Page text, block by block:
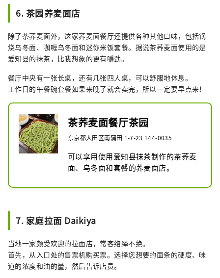
油，吃起来根本停不下来！
6. 茶园荞麦面店
除了茶荞麦面外，这家荞麦面餐厅还提供各种其他口味，包括锅
烧乌冬面、咖喱乌冬面和迷你米饭套餐。据说茶荞麦面使用的是
爱知县的抹茶，比我想象的更有嚼劲。
餐厅中央有一张长桌，还有几张四人桌，可以舒服地休息。
工作日的午餐碗套餐如果来晚了就会卖完，所以一定要早点来！
茶荞麦面餐厅茶园
东京都大田区南蒲田 1-7-23 144-0035
可以享用使用爱知县抹茶制作的茶荞麦
面、乌冬面和套餐的荞麦面店。
7. 家庭拉面 Daikiya
当地一家颇受欢迎的拉面店，常客络绎不绝。
首先，从入口处的售票机购买票。选择您想要的面条的硬度、味
道的浓度和油的量，然后告诉店员。